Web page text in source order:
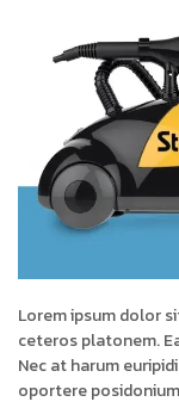
Lorem ipsum dolor
ceteros platonem.
Nec at harum
oportere